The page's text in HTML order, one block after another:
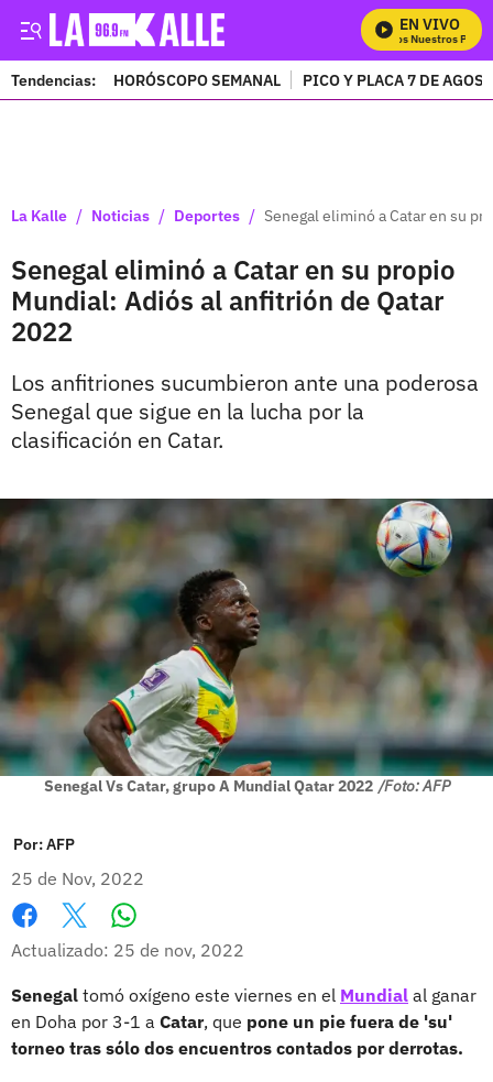
EN VIVO
Mira Todos Nuestros
Tendencias: HORÓSCOPO SEMANAL PICO Y PLACA 7 DE
La Kalle / Noticias / Deportes / Senegal eliminó a Catar en su
Senegal eliminó a Catar en su propio
Mundial: Adiós al anfitrión de Qatar
2022
Los anfitriones sucumbieron ante una poderosa
Senegal que sigue en la lucha por la
clasificación en Catar.
Senegal Vs Catar, grupo A Mundial Qatar 2022 /Foto: AFP
Por:AFP
25 de Nov, 2022
Facebook
X
Actualizado: 25 de nov, 2022
Senegal tomó oxígeno este viernes en el Mundial al ganar
en Doha por 3-1 a Catar, que pone un pie fuera de 'su'
torneo tras sólo dos encuentros contados por derrotas.